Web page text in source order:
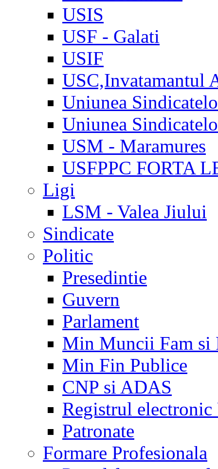
USIS
USF - Galati
USIF
USC,Invatamantul
Uniunea
Uniunea
USM - Maramures
USFPPC FORTA
Ligi
LSM - Valea Jiului
Sindicate
Politic
Presedintie
Guvern
Parlament
Min Muncii Fam si
Min Fin Publice
CNP si ADAS
Registrul electronic
Patronate
Formare Profesionala